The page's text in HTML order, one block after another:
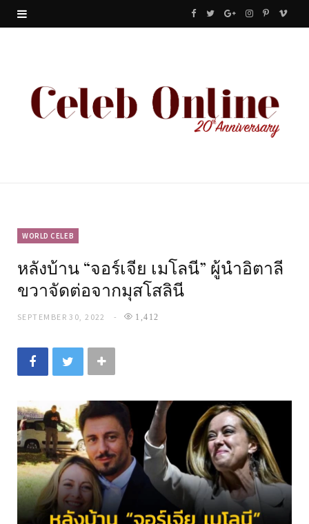
F
e
b
T
t
G
g
l
I
t
a
P
t
e
V
WORLD CELEB
หลังบ้าน “จอร์เจีย เมโลนี” ผู้นำอิตาลี
ขวาจัดต่อจากมุสโสลินี
SEPTEMBER 30, 2022 1,412